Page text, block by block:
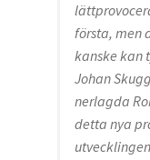
första, men
kanske kan
Johan
nerlagda
detta nya